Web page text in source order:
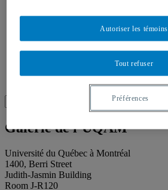
Staff
Project Proposals
for:
Search
Galerie de l’UQAM
Université du Québec à Montréal
1400, Berri Street
Judith-Jasmin Building
Room J-R120
Tout refuser
Autoriser les témoins
Préférences